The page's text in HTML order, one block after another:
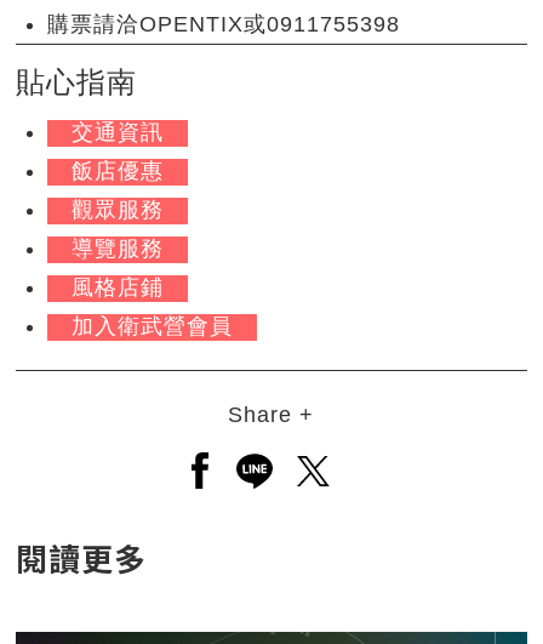
購票請洽OPENTIX或0911755398
貼心指南
交通資訊
飯店優惠
觀眾服務
導覽服務
風格店鋪
加入衛武營會員
Share +
另開新視窗分享至facebook
另開新視窗分享至line
另開新視窗分享至
閱讀更多